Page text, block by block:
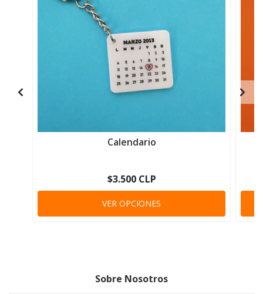
Calendario
$3.500 CLP
VER OPCIONES
Sobre Nosotros